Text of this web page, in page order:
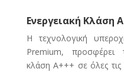
Ενεργειακή Κλάση
Η τεχνολογική
Premium, προσφέρει
κλάση Α+++ σε όλες τις